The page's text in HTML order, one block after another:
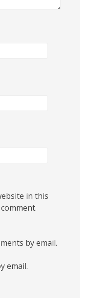
in this
by email.
email.